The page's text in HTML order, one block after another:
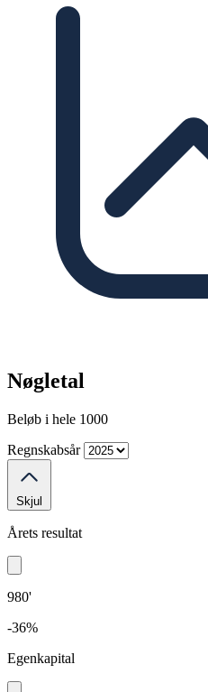
Nøgletal
Beløb i hele 1000
Regnskabsår
Skjul
Årets resultat
980'
-36%
Egenkapital